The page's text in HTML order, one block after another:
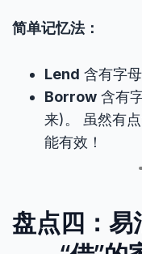
简单记忆法：
Lend 含有字母
Borrow 含有
来)。 虽然有
能有效！
盘点四：易